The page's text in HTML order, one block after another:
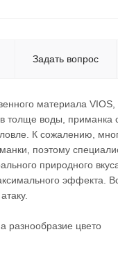
Задать вопрос
материала VIOS,
толще воды, приманка
К сожалению,
поэтому
природного
эффекта.
разнообразие цвето